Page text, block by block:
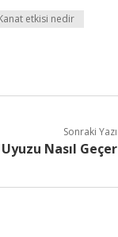
etkisi nedir
Sonraki Yazı
Nasıl Geçer